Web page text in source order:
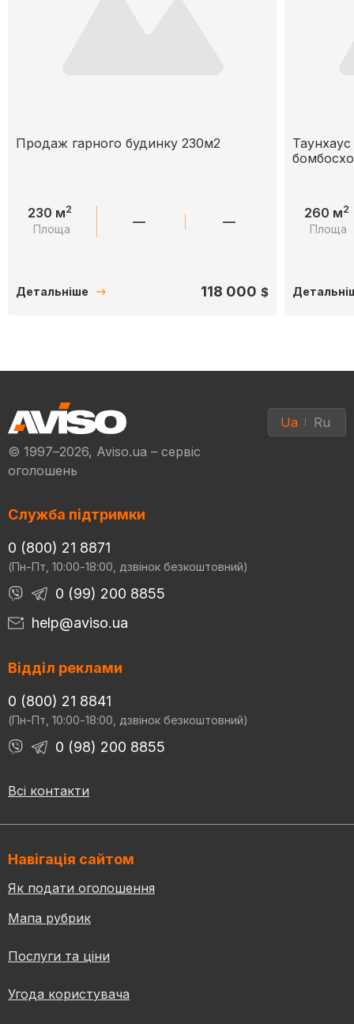
Продаж гарного будинку 230м2
230 м2
Площа — —
Детальніше 118 000 $
260 м2
Площа
© 1997–2026, Aviso.ua – сервіс
оголошень
Ua Ru
Служба підтримки
0 (800) 21 8871
(Пн-Пт, 10:00-18:00, дзвінок безкоштовний)
0 (99) 200 8855
help@aviso.ua
Відділ реклами
0 (800) 21 8841
(Пн-Пт, 10:00-18:00, дзвінок безкоштовний)
0 (98) 200 8855
Всі контакти
Навігація сайтом
Як подати оголошення
Мапа рубрик
Послуги та ціни
Угода користувача